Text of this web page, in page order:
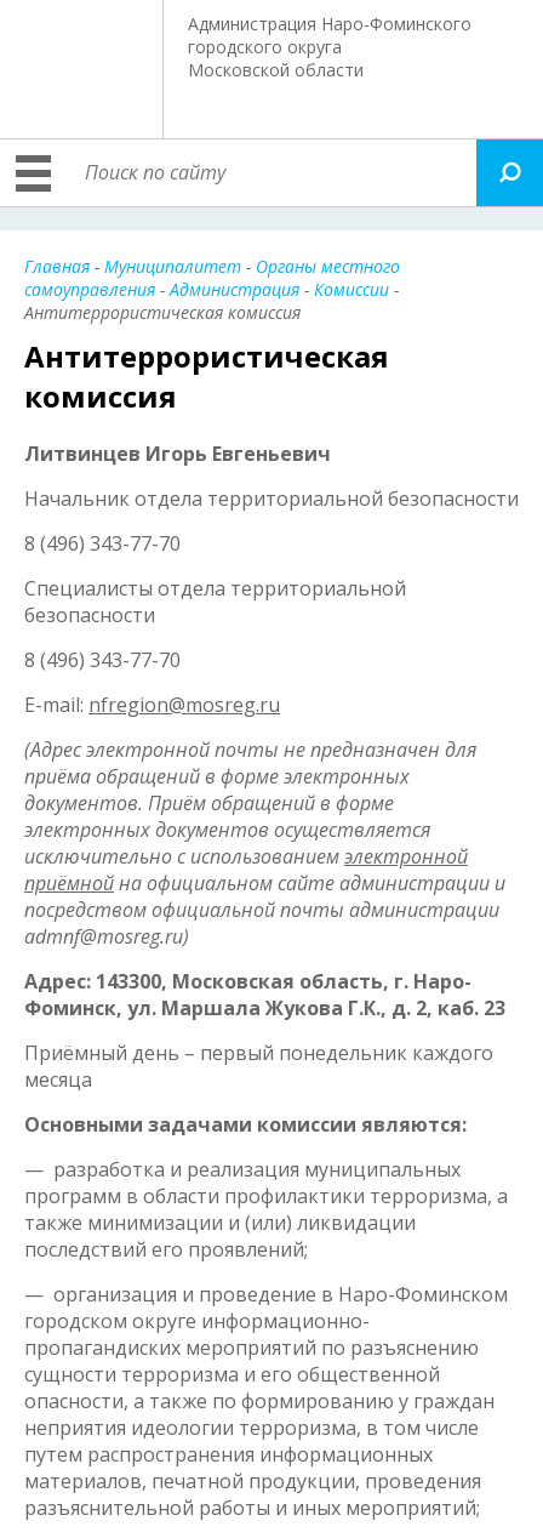
Администрация Наро-Фоминского
городского округа
Московской области
Главная - Муниципалитет - Органы местного
самоуправления -Администрация - Комиссии -
Антитеррористическая комиссия
Антитеррористическая
комиссия
Литвинцев Игорь Евгеньевич
Начальник отдела территориальной безопасности
8 (496) 343-77-70
Специалисты отдела территориальной
безопасности
8 (496) 343-77-70
E-mail: nfregion@mosreg.ru
(Адрес электронной почты не предназначен для
приёма обращений в форме электронных
документов. Приём обращений в форме
электронных документов осуществляется
исключительно с использованиемэлектронной
приёмнойна официальном сайте администрации и
посредством официальной почты администрации
admnf@mosreg.ru)
Адрес: 143300, Московская область, г. Наро-
Фоминск, ул. Маршала Жукова Г.К., д. 2, каб. 23
Приёмный день – первый понедельник каждого
месяца
Основными задачами комиссии являются:
— разработка и реализация муниципальных
программ в области профилактики терроризма, а
также минимизации и (или) ликвидации
последствий его проявлений;
— организация и проведение в Наро-Фоминском
городском округе информационно-
пропагандиских мероприятий по разъяснению
сущности терроризма и его общественной
опасности, а также по формированию у граждан
неприятия идеологии терроризма, в том числе
путем распространения информационных
материалов, печатной продукции, проведения
разъяснительной работы и иных мероприятий;